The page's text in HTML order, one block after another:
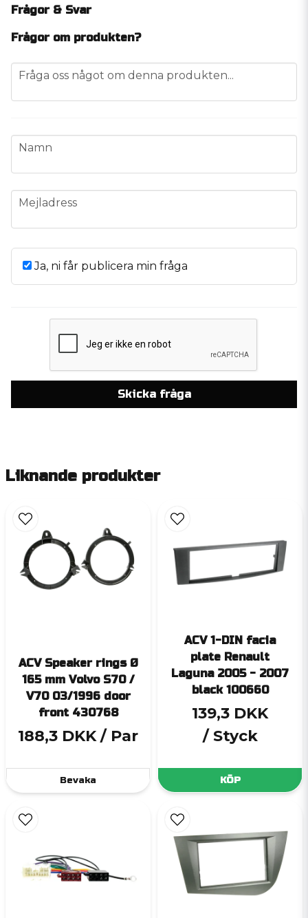
Frågor & Svar
Frågor om produkten?
question
Fråga oss något om denna produkten...
name
Namn
email
Mejladress
Ja, ni får publicera min fråga
Skicka fråga
Liknande produkter
ACV Speaker rings Ø
165 mm Volvo S70 /
V70 03/1996 door
front 430768
188,3 DKK / Par
Bevaka
ACV 1-DIN facia
plate Renault
Laguna 2005 - 2007
black 100660
139,3 DKK
/ Styck
KÖP